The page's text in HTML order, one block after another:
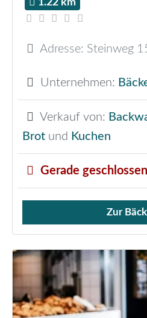
1.22 km
Adresse: Steinweg
Unternehmen:
Verkauf von:
Brot und Kuchen
Gerade geschlossen
Verkauf von Brötchen,
Zur